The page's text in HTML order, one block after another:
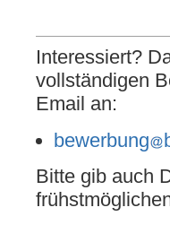
Interessiert?
vollständigen
Email an:
bewerbung
Bitte gib auch